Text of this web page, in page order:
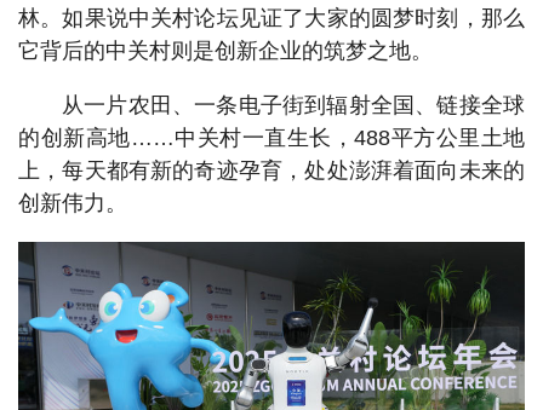
林。如果说中关村论坛见证了大家的圆梦时刻，那么
它背后的中关村则是创新企业的筑梦之地。
从一片农田、一条电子街到辐射全国、链接全球
的创新高地……中关村一直生长，488平方公里土地
上，每天都有新的奇迹孕育，处处澎湃着面向未来的
创新伟力。